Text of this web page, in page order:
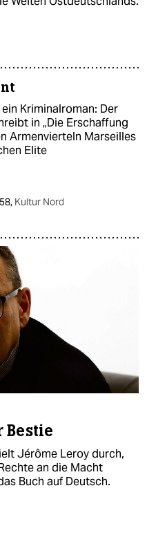
ein Kriminalroman: Der
in „Die Erschaffung
Armenvierteln Marseilles
Elite
Kultur Nord
Bestie
Jérôme Leroy durch,
an die Macht
Buch auf Deutsch.